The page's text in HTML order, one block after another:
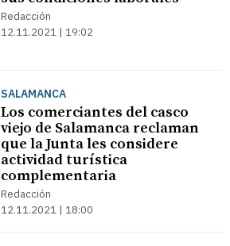
Redacción
12.11.2021 | 19:02
SALAMANCA
Los comerciantes del casco
viejo de Salamanca reclaman
que la Junta les considere
actividad turística
complementaria
Redacción
12.11.2021 | 18:00